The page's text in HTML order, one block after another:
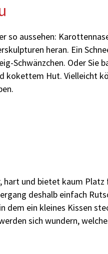
so aussehen:
heran. Ein
Schwänzchen. Oder Sie
kokettem Hut. Vielleicht
hart und bietet kaum
deshalb einfach
dem ein kleines Kissen
sich wundern,